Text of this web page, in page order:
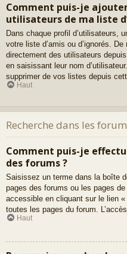
Comment puis-je
utilisateurs de ma liste
Dans chaque profil d’utilisateurs,
votre liste d’amis ou d’ignorés.
directement des utilisateurs
en saisissant leur nom
supprimer de vos listes depuis
Haut
Recherche dans les
Comment puis-je
des forums ?
Saisissez un terme dans la boîte
pages des forums ou les pages
accessible en cliquant sur le lien
toutes les pages du forum.
Haut